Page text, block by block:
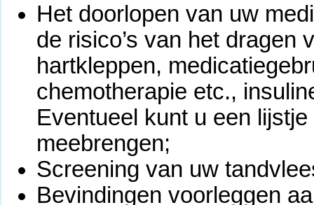
Het doorlopen van uw
de risico’s van het dragen
hartkleppen,
chemotherapie etc.,
Eventueel kunt u een
meebrengen;
Screening van uw
Bevindingen voorleggen